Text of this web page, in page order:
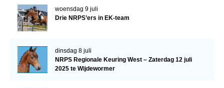
woensdag 9 juli
Drie NRPS’ers in EK-team
dinsdag 8 juli
NRPS Regionale Keuring West – Zaterdag 12 juli
2025 te Wijdewormer